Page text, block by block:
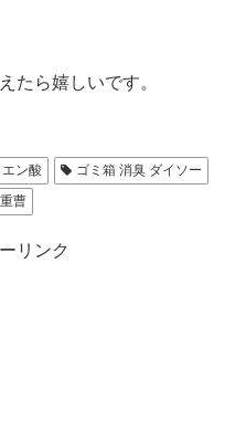
たら嬉しいです。
ン酸
ゴミ箱 消臭 ダイソー
曹
リンク